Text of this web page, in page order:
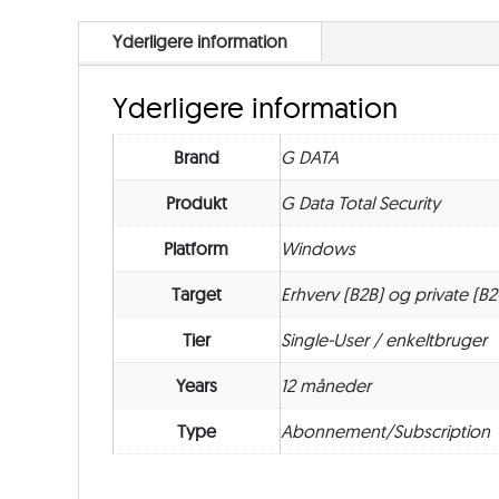
Yderligere information
Yderligere information
Brand G DATA
Produkt G Data Total Security
Platform Windows
Target Erhverv (B2B) og private
Tier Single-User / enkeltbruger
Years 12 måneder
Type Abonnement/Subscription